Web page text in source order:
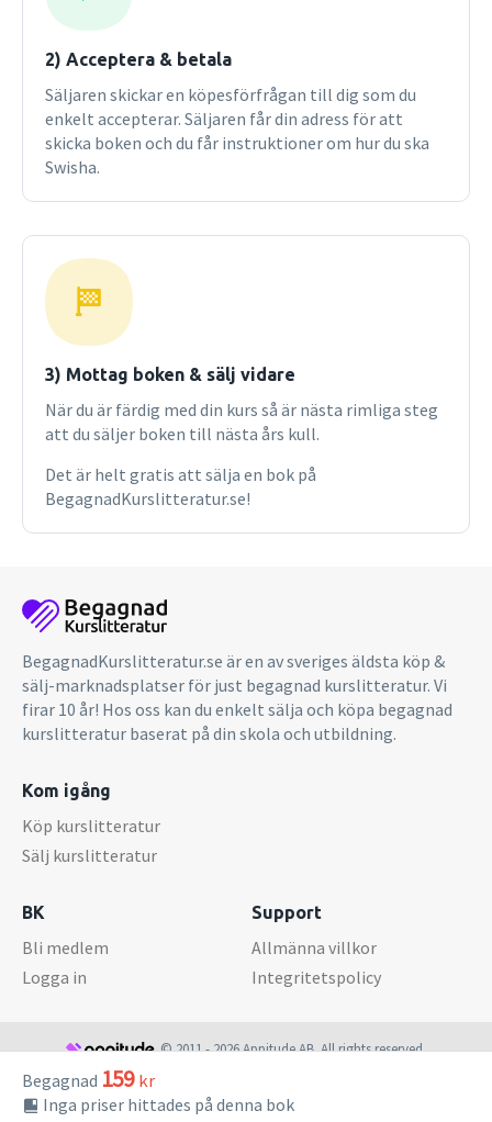
2) Acceptera & betala
Säljaren skickar en köpesförfrågan till dig som du
enkelt accepterar. Säljaren får din adress för att
skicka boken och du får instruktioner om hur du ska
Swisha.
3) Mottag boken & sälj vidare
När du är färdig med din kurs så är nästa rimliga steg
att du säljer boken till nästa års kull.
Det är helt gratis att sälja en bok på
BegagnadKurslitteratur.se!
Begagnad 159kr
Inga priser hittades på denna bok
BegagnadKurslitteratur.se är en av sveriges äldsta köp &
sälj-marknadsplatser för just begagnad kurslitteratur. Vi
firar 10 år! Hos oss kan du enkelt sälja och köpa begagnad
kurslitteratur baserat på din skola och utbildning.
Kom igång
Köp kurslitteratur
Sälj kurslitteratur
BK
Bli medlem
Logga in
Support
Allmänna villkor
Integritetspolicy
© 2011 - 2026 Appitude AB. All rights reserved.